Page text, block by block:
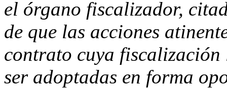
el órgano fiscalizador,
de que las acciones
contrato cuya fiscalización
ser adoptadas en forma